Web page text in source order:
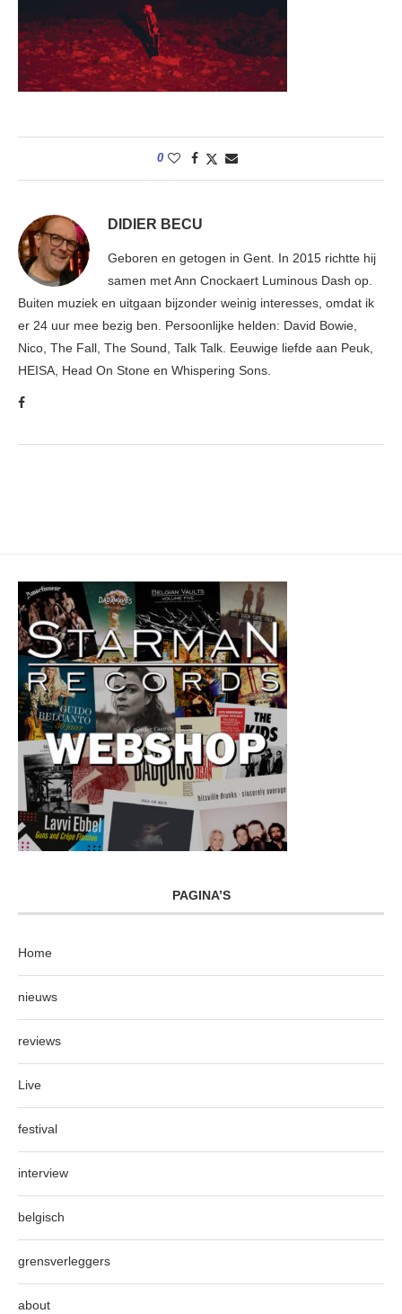
0
DIDIER BECU
Geboren en getogen in Gent. In 2015 richtte hij
samen met Ann Cnockaert Luminous Dash op.
Buiten muziek en uitgaan bijzonder weinig interesses, omdat ik
er 24 uur mee bezig ben. Persoonlijke helden: David Bowie,
Nico, The Fall, The Sound, Talk Talk. Eeuwige liefde aan Peuk,
HEISA, Head On Stone en Whispering Sons.
PAGINA’S
Home
nieuws
reviews
Live
festival
interview
belgisch
grensverleggers
about